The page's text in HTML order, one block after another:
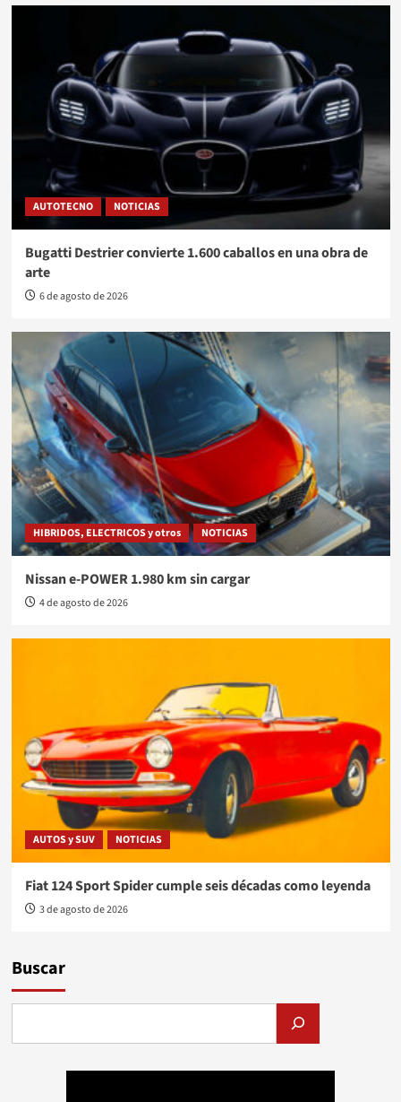
AUTOTECNO NOTICIAS
Bugatti Destrier convierte 1.600 caballos en una obra de
arte
6 de agosto de 2026
HIBRIDOS, ELECTRICOS y otros NOTICIAS
Nissan e-POWER 1.980 km sin cargar
4 de agosto de 2026
AUTOS y SUV NOTICIAS
Fiat 124 Sport Spider cumple seis décadas como leyenda
3 de agosto de 2026
Buscar